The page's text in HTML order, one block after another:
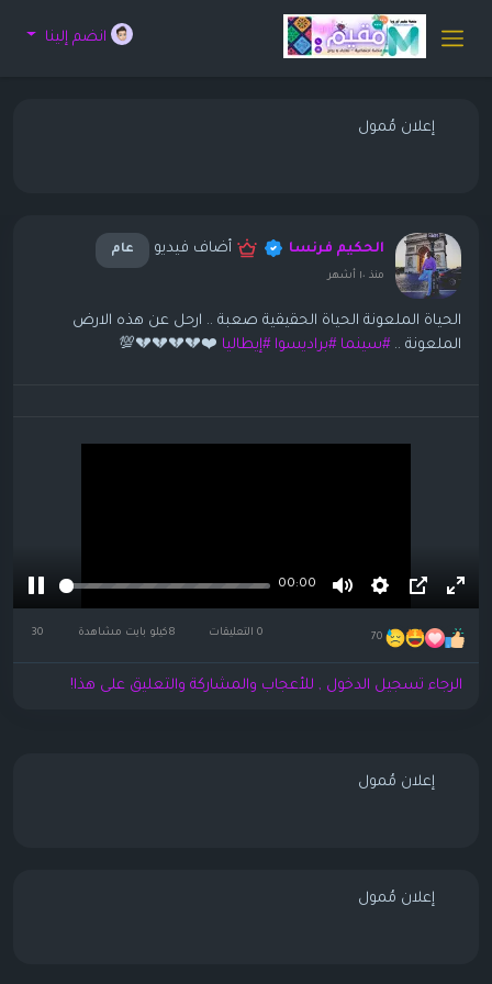
انضم إلينا
إعلان مُمول
الحكيم فرنسا أضاف فيديو عام
منذ ١٠ أشهر
الحياة الملعونة الحياة الحقيقية صعبة .. ارحل عن هذه الارض
الملعونة ..#سينما #براديسوا #إيطاليا ❤️💔💔💔💔💯
إيقاف
مؤقت
00:00
كتم
الصوت
Settings
صورة
داخل
صورة
كاملة
70 0 التعليقات 30
الرجاء تسجيل الدخول , للأعجاب والمشاركة والتعليق على هذا!
إعلان مُمول
إعلان مُمول